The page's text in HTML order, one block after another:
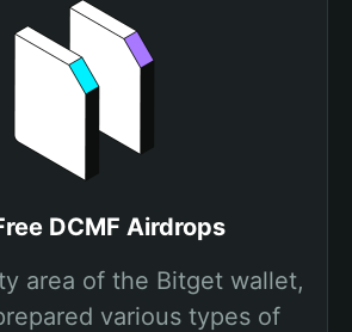
DCMF Airdrops
area of the Bitget wallet,
various types of